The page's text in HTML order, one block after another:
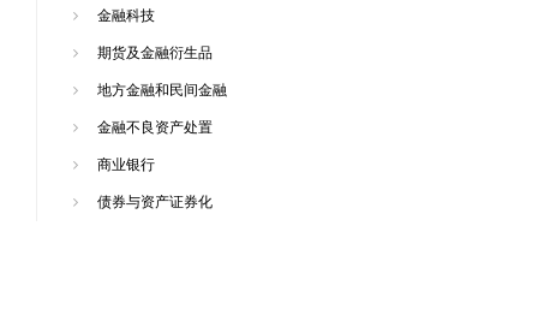
金融科技
期货及金融衍生品
地方金融和民间金融
金融不良资产处置
商业银行
债券与资产证券化